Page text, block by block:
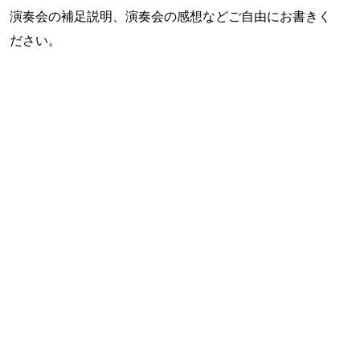
演奏会の補足説明、演奏会の感想などご自由にお書きく
ださい。